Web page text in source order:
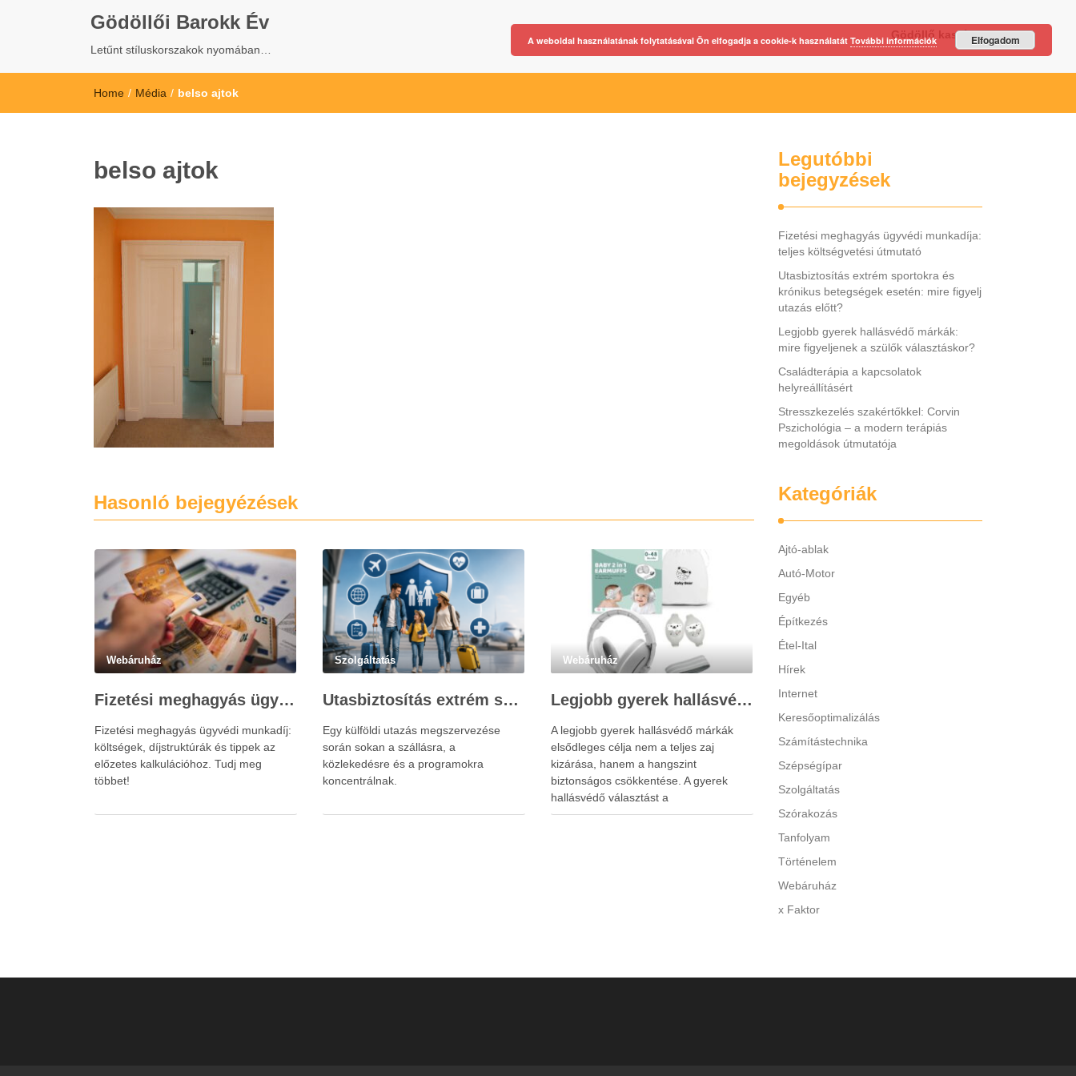
Gödöllői Barokk Év
Letűnt stíluskorszakok nyomában…
Gödöllő kastély
Home / Média / belso ajtok
belso ajtok
Hasonló bejegyézések
Webáruház
Fizetési meghagyás ügyvédi munkadíja: teljes költségvetési útmutató
Fizetési meghagyás ügyvédi munkadíj:
költségek, díjstruktúrák és tippek az
előzetes kalkulációhoz. Tudj meg
többet!
Szolgáltatás
Utasbiztosítás extrém sportokra és krónikus betegségek esetén: mire figyelj utazás előtt?
Egy külföldi utazás megszervezése
során sokan a szállásra, a
közlekedésre és a programokra
koncentrálnak.
Webáruház
Legjobb gyerek hallásvédő márkák: mire figyeljenek a szülők választáskor?
A legjobb gyerek hallásvédő márkák
elsődleges célja nem a teljes zaj
kizárása, hanem a hangszint
biztonságos csökkentése. A gyerek
hallásvédő választást a
www.earplugs.hu weboldal is
Legutóbbi
bejegyzések
Fizetési meghagyás ügyvédi munkadíja:
teljes költségvetési útmutató
Utasbiztosítás extrém sportokra és
krónikus betegségek esetén: mire figyelj
utazás előtt?
Legjobb gyerek hallásvédő márkák:
mire figyeljenek a szülők választáskor?
Családterápia a kapcsolatok
helyreállításért
Stresszkezelés szakértőkkel: Corvin
Pszichológia – a modern terápiás
megoldások útmutatója
Kategóriák
Ajtó-ablak
Autó-Motor
Egyéb
Építkezés
Étel-Ital
Hírek
Internet
Keresőoptimalizálás
Számítástechnika
Szépségípar
Szolgáltatás
Szórakozás
Tanfolyam
Történelem
Webáruház
x Faktor
A weboldal használatának folytatásával Ön elfogadja a cookie-k használatát További információk Elfogadom